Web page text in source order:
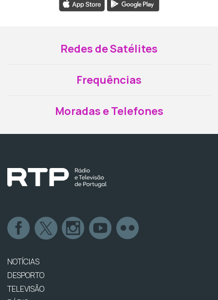
Redes de Satélites
Frequências
Moradas e Telefones
NOTÍCIAS
DESPORTO
TELEVISÃO